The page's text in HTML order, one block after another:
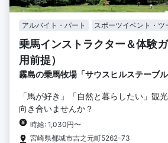
アルバイト・パート スポーツイベント・ツ
乗馬インストラクター＆体験
用前提）
霧島の乗馬牧場「サウスヒルステーブル
「馬が好き」「自然と暮らしたい」観
向き合いませんか？
時給: 1,030円〜
宮崎県都城市吉之元町5262-73